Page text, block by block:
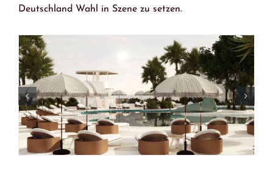
Deutschland Wahl in Szene zu setzen.